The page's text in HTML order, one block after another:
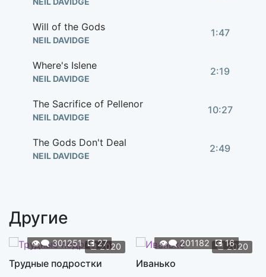
Will of the Gods
NEIL DAVIDGE
1:47
Where's Islene
NEIL DAVIDGE
2:19
The Sacrifice of Pellenor
NEIL DAVIDGE
10:27
The Gods Don't Deal
NEIL DAVIDGE
2:49
Why the F**k Am I Here
NEIL DAVIDGE
Другие
📆2020
👁️‍🗨️301251 💽27
Трудные подростки
📆 2020
👁️‍🗨️201182 💽16
Иванько